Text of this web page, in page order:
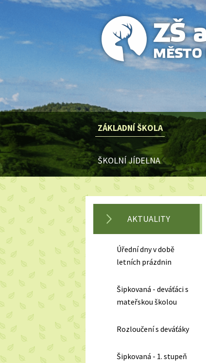
ZÁKLADNÍ ŠKOLA
ŠKOLNÍ JÍDELNA
AKTUALITY
Úřední dny v době
letních prázdnin
Šipkovaná - deváťáci s
mateřskou školou
Rozloučení s deváťáky
Šipkovaná - 1. stupeň